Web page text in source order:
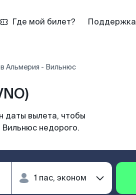
Где мой билет? Поддержка
Альмерия - Вильнюс
даты вылета, чтобы
недорого.